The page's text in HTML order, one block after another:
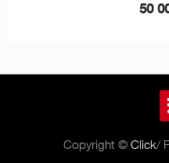
50
Copyright © Click/